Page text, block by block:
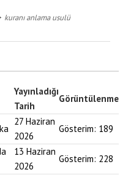
kuranı anlama usulü
Yayınladığı
Tarih
Görüntülenme
27 Haziran
2026
Gösterim: 189
13 Haziran
2026
Gösterim: 228